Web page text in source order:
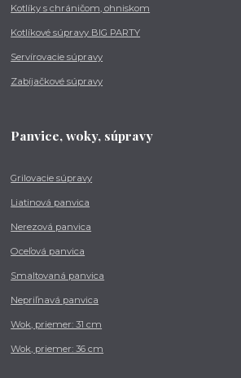
Kotlíky s chráničom, ohniskom
Kotlíkové súpravy BIG PARTY
Servírovacie súpravy
Zabíjačkové súpravy
Panvice, woky, súpravy
Grilovacie súpravy
Liatinová panvica
Nerezová panvica
Oceľová panvica
Smaltovaná panvica
Nepriľnavá panvica
Wok, priemer: 31 cm
Wok, priemer: 36 cm